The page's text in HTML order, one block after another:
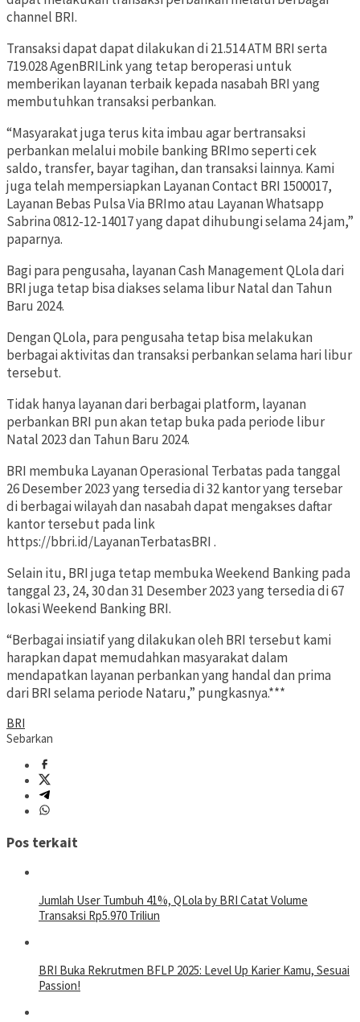
channel BRI.
Transaksi dapat dapat dilakukan di 21.514 ATM BRI serta
719.028 AgenBRILink yang tetap beroperasi untuk
memberikan layanan terbaik kepada nasabah BRI yang
membutuhkan transaksi perbankan.
“Masyarakat juga terus kita imbau agar bertransaksi
perbankan melalui mobile banking BRImo seperti cek
saldo, transfer, bayar tagihan, dan transaksi lainnya. Kami
juga telah mempersiapkan Layanan Contact BRI 1500017,
Layanan Bebas Pulsa Via BRImo atau Layanan Whatsapp
Sabrina 0812-12-14017 yang dapat dihubungi selama 24 jam,”
paparnya.
Bagi para pengusaha, layanan Cash Management QLola dari
BRI juga tetap bisa diakses selama libur Natal dan Tahun
Baru 2024.
Dengan QLola, para pengusaha tetap bisa melakukan
berbagai aktivitas dan transaksi perbankan selama hari libur
tersebut.
Tidak hanya layanan dari berbagai platform, layanan
perbankan BRI pun akan tetap buka pada periode libur
Natal 2023 dan Tahun Baru 2024.
BRI membuka Layanan Operasional Terbatas pada tanggal
26 Desember 2023 yang tersedia di 32 kantor yang tersebar
di berbagai wilayah dan nasabah dapat mengakses daftar
kantor tersebut pada link
https://bbri.id/LayananTerbatasBRI .
Selain itu, BRI juga tetap membuka Weekend Banking pada
tanggal 23, 24, 30 dan 31 Desember 2023 yang tersedia di 67
lokasi Weekend Banking BRI.
“Berbagai insiatif yang dilakukan oleh BRI tersebut kami
harapkan dapat memudahkan masyarakat dalam
mendapatkan layanan perbankan yang handal dan prima
dari BRI selama periode Nataru,” pungkasnya.***
BRI
Sebarkan
Pos terkait
Jumlah User Tumbuh 41%, QLola by BRI Catat Volume
Transaksi Rp5.970 Triliun
BRI Buka Rekrutmen BFLP 2025: Level Up Karier Kamu, Sesuai
Passion!